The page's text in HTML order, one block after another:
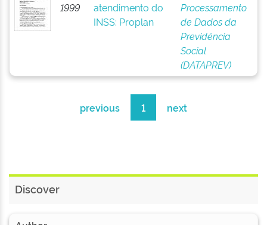
1999
atendimento do
INSS: Proplan
Processamento
de Dados da
Previdência
Social
(DATAPREV)
previous 1 next
Discover